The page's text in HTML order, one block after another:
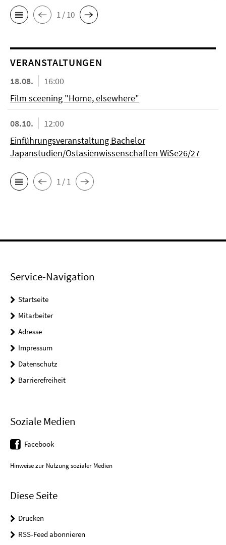
1 / 10
VERANSTALTUNGEN
18.08.
16:00
Film sceening "Home, elsewhere"
08.10.
12:00
Einführungsveranstaltung Bachelor
Japanstudien/Ostasienwissenschaften WiSe26/27
1 / 1
Service-Navigation
Startseite
Mitarbeiter
Adresse
Impressum
Datenschutz
Barrierefreiheit
Soziale Medien
Facebook
Hinweise zur Nutzung sozialer Medien
Diese Seite
Drucken
RSS-Feed abonnieren